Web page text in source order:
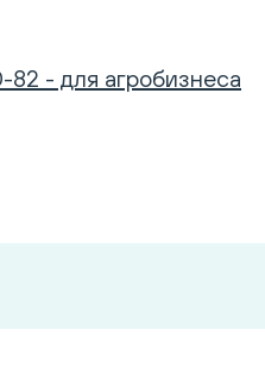
82 - для агробизнеса